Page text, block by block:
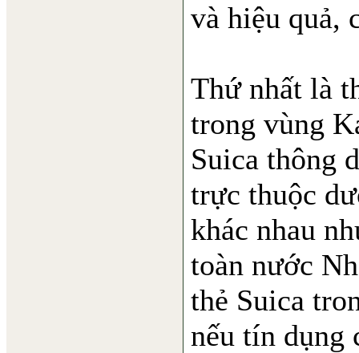
và hiệu quả,
Thứ nhất là
trong vùng
Suica thông
trực thuộc
khác nhau
toàn nước
thẻ Suica
nếu tín dụng